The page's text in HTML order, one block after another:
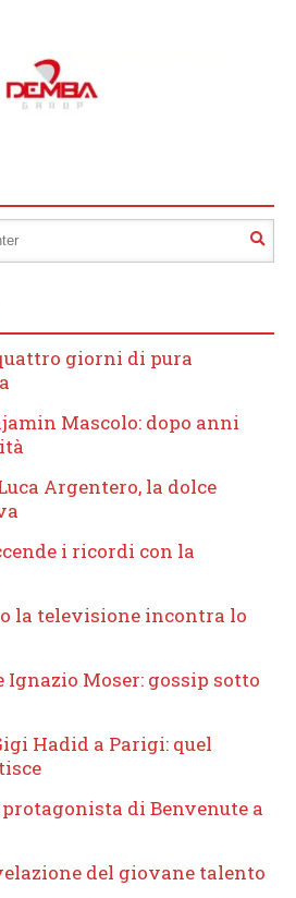
giorni di pura
Mascolo: dopo anni
Argentero, la dolce
i ricordi con la
la televisione incontra lo
Ignazio Moser: gossip sotto
Hadid a Parigi: quel
di Benvenute a
del giovane talento